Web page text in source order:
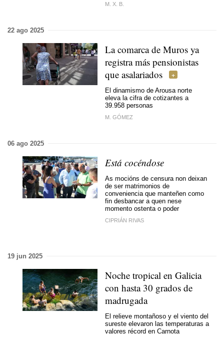
M. X. B.
22 ago 2025
La comarca de Muros ya
registra más pensionistas
que asalariados
El dinamismo de Arousa norte
eleva la cifra de cotizantes a
39.958 personas
M. GÓMEZ
06 ago 2025
Está cocéndose
As mocións de censura non deixan
de ser matrimonios de
conveniencia que manteñen como
fin desbancar a quen nese
momento ostenta o poder
CIPRIÁN RIVAS
19 jun 2025
Noche tropical en Galicia
con hasta 30 grados de
madrugada
El relieve montañoso y el viento del
sureste elevaron las temperaturas a
valores récord en Carnota